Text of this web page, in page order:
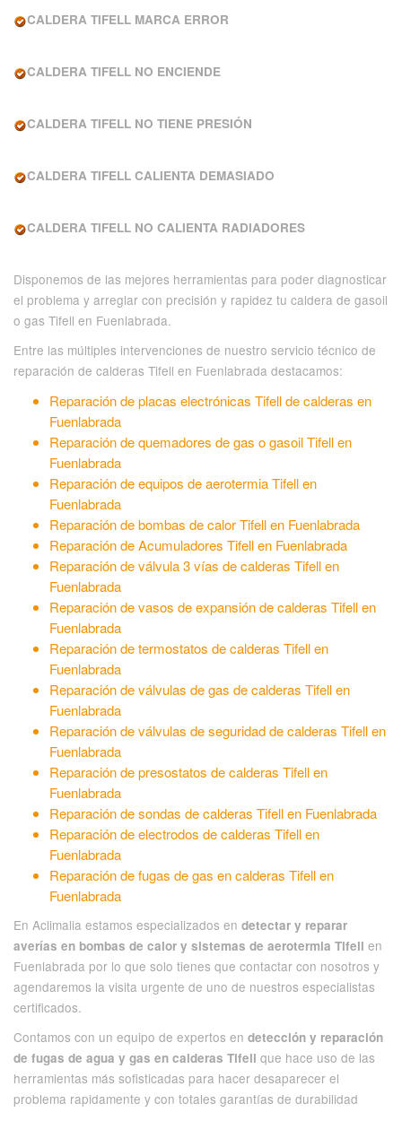
CALDERA TIFELL MARCA ERROR
CALDERA TIFELL NO ENCIENDE
CALDERA TIFELL NO TIENE PRESIÓN
CALDERA TIFELL CALIENTA DEMASIADO
CALDERA TIFELL NO CALIENTA RADIADORES
Disponemos de las mejores herramientas para poder diagnosticar
el problema y arreglar con precisión y rapidez tu caldera de gasoil
o gas Tifell en Fuenlabrada.
Entre las múltiples intervenciones de nuestro servicio técnico de
reparación de calderas Tifell en Fuenlabrada destacamos:
Reparación de placas electrónicas Tifell de calderas en
Fuenlabrada
Reparación de quemadores de gas o gasoil Tifell en
Fuenlabrada
Reparación de equipos de aerotermia Tifell en
Fuenlabrada
Reparación de bombas de calor Tifell en Fuenlabrada
Reparación de Acumuladores Tifell en Fuenlabrada
Reparación de válvula 3 vías de calderas Tifell en
Fuenlabrada
Reparación de vasos de expansión de calderas Tifell en
Fuenlabrada
Reparación de termostatos de calderas Tifell en
Fuenlabrada
Reparación de válvulas de gas de calderas Tifell en
Fuenlabrada
Reparación de válvulas de seguridad de calderas Tifell en
Fuenlabrada
Reparación de presostatos de calderas Tifell en
Fuenlabrada
Reparación de sondas de calderas Tifell en Fuenlabrada
Reparación de electrodos de calderas Tifell en
Fuenlabrada
Reparación de fugas de gas en calderas Tifell en
Fuenlabrada
En Aclimalia estamos especializados en detectar y reparar
averías en bombas de calor y sistemas de aerotermia Tifell en
Fuenlabrada por lo que solo tienes que contactar con nosotros y
agendaremos la visita urgente de uno de nuestros especialistas
certificados.
Contamos con un equipo de expertos en detección y reparación
de fugas de agua y gas en calderas Tifell que hace uso de las
herramientas más sofisticadas para hacer desaparecer el
problema rapidamente y con totales garantías de durabilidad